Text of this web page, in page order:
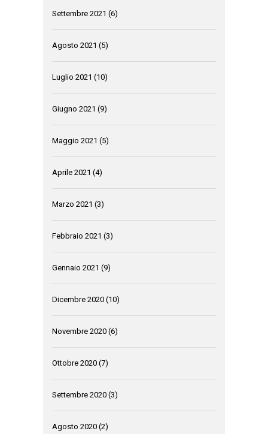
Settembre 2021 (6)
Agosto 2021 (5)
Luglio 2021 (10)
Giugno 2021 (9)
Maggio 2021 (5)
Aprile 2021 (4)
Marzo 2021 (3)
Febbraio 2021 (3)
Gennaio 2021 (9)
Dicembre 2020 (10)
Novembre 2020 (6)
Ottobre 2020 (7)
Settembre 2020 (3)
Agosto 2020 (2)